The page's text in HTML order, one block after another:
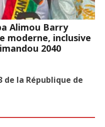
Alimou Barry
moderne, inclusive
2040
de la République de